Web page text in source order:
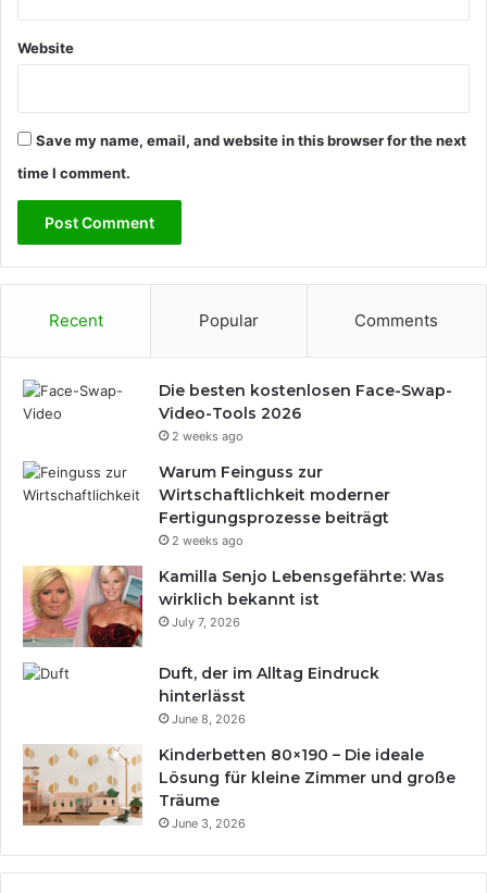
Website
Save my name, email, and website in this browser for the next
time I comment.
Recent Popular Comments
Die besten kostenlosen Face-Swap-
Video-Tools 2026
2 weeks ago
Warum Feinguss zur
Wirtschaftlichkeit moderner
Fertigungsprozesse beiträgt
2 weeks ago
Kamilla Senjo Lebensgefährte: Was
wirklich bekannt ist
July 7, 2026
Duft, der im Alltag Eindruck
hinterlässt
June 8, 2026
Kinderbetten 80×190 – Die ideale
Lösung für kleine Zimmer und große
Träume
June 3, 2026